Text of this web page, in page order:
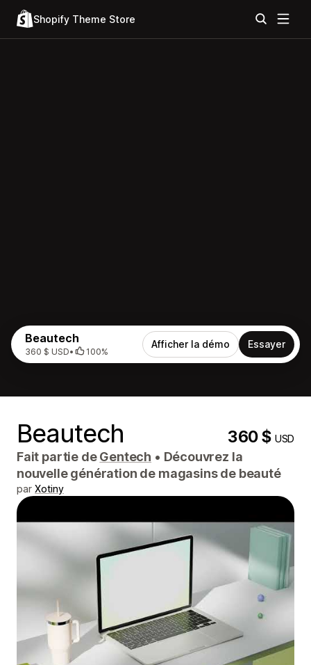
Shopify Theme Store
Beautech
360 $ USD• 100%
Afficher la démo Essayer
Beautech 360 $USD
Fait partie deGentech • Découvrez la
nouvelle génération de magasins de beauté
par Xotiny